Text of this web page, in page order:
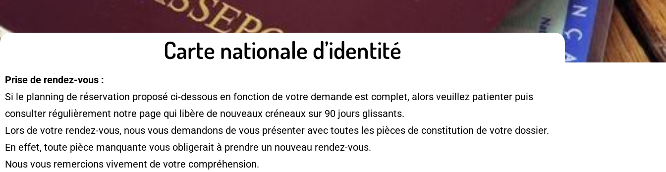
Carte nationale d’identité
Prise de rendez-vous :
Si le planning de réservation proposé ci-dessous en fonction de votre demande est complet, alors veuillez patienter puis
consulter régulièrement notre page qui libère de nouveaux créneaux sur 90 jours glissants.
Lors de votre rendez-vous, nous vous demandons de vous présenter avec toutes les pièces de constitution de votre dossier.
En effet, toute pièce manquante vous obligerait à prendre un nouveau rendez-vous.
Nous vous remercions vivement de votre compréhension.